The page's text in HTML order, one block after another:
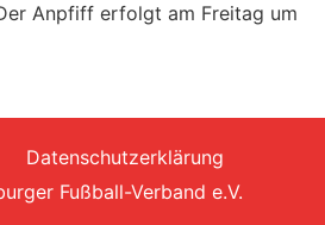
Anpfiff erfolgt am Freitag um
Datenschutzerklärung
Fußball-Verband e.V.